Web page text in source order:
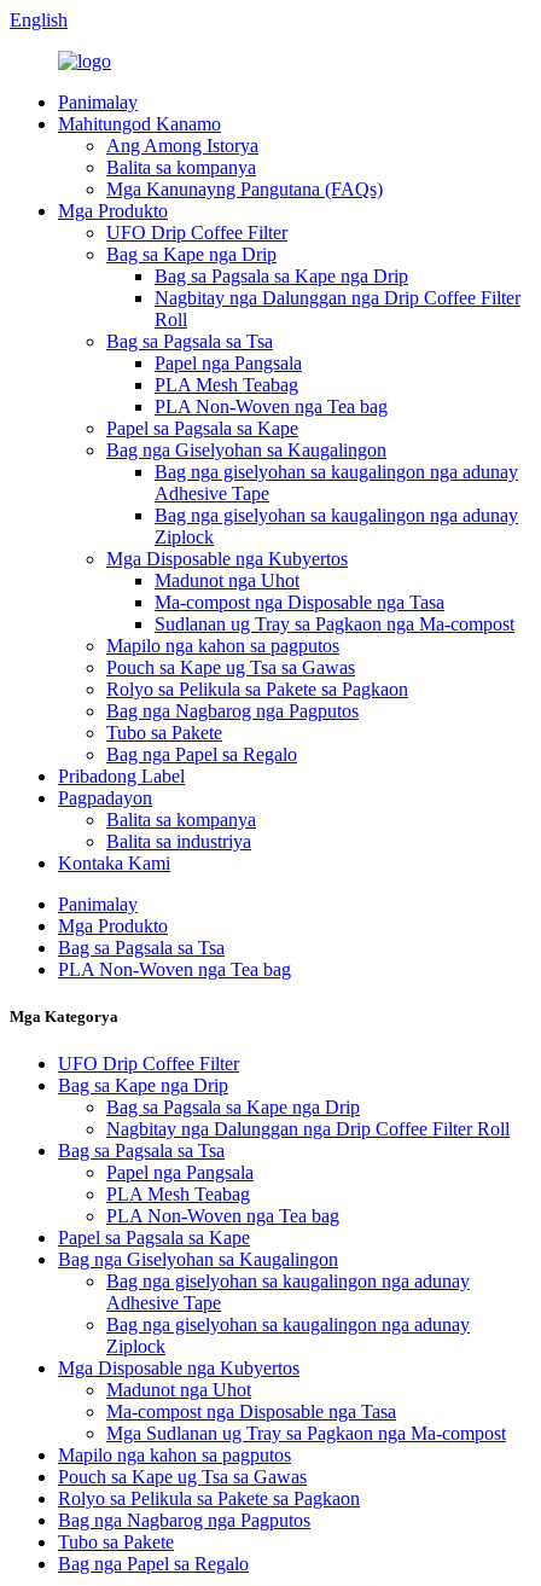
English
Panimalay
Mahitungod Kanamo
Ang Among Istorya
Balita sa kompanya
Mga Kanunayng Pangutana (FAQs)
Mga Produkto
UFO Drip Coffee Filter
Bag sa Kape nga Drip
Bag sa Pagsala sa Kape nga Drip
Nagbitay nga Dalunggan nga Drip Coffee Filter
Roll
Bag sa Pagsala sa Tsa
Papel nga Pangsala
PLA Mesh Teabag
PLA Non-Woven nga Tea bag
Papel sa Pagsala sa Kape
Bag nga Giselyohan sa Kaugalingon
Bag nga giselyohan sa kaugalingon nga adunay
Adhesive Tape
Bag nga giselyohan sa kaugalingon nga adunay
Ziplock
Mga Disposable nga Kubyertos
Madunot nga Uhot
Ma-compost nga Disposable nga Tasa
Sudlanan ug Tray sa Pagkaon nga Ma-compost
Mapilo nga kahon sa pagputos
Pouch sa Kape ug Tsa sa Gawas
Rolyo sa Pelikula sa Pakete sa Pagkaon
Bag nga Nagbarog nga Pagputos
Tubo sa Pakete
Bag nga Papel sa Regalo
Pribadong Label
Pagpadayon
Balita sa kompanya
Balita sa industriya
Kontaka Kami
Panimalay
Mga Produkto
Bag sa Pagsala sa Tsa
PLA Non-Woven nga Tea bag
Mga Kategorya
UFO Drip Coffee Filter
Bag sa Kape nga Drip
Bag sa Pagsala sa Kape nga Drip
Nagbitay nga Dalunggan nga Drip Coffee Filter Roll
Bag sa Pagsala sa Tsa
Papel nga Pangsala
PLA Mesh Teabag
PLA Non-Woven nga Tea bag
Papel sa Pagsala sa Kape
Bag nga Giselyohan sa Kaugalingon
Bag nga giselyohan sa kaugalingon nga adunay
Adhesive Tape
Bag nga giselyohan sa kaugalingon nga adunay
Ziplock
Mga Disposable nga Kubyertos
Madunot nga Uhot
Ma-compost nga Disposable nga Tasa
Mga Sudlanan ug Tray sa Pagkaon nga Ma-compost
Mapilo nga kahon sa pagputos
Pouch sa Kape ug Tsa sa Gawas
Rolyo sa Pelikula sa Pakete sa Pagkaon
Bag nga Nagbarog nga Pagputos
Tubo sa Pakete
Bag nga Papel sa Regalo